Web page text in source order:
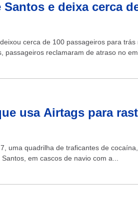
e deixa cerca
cerca de 100 passageiros para
reclamaram de atraso no
usa Airtags para
uma quadrilha de traficantes de
em cascos de navio com a...